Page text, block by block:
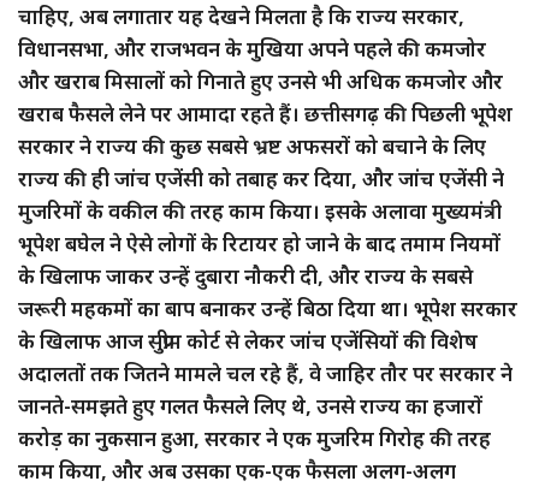
चाहिए, अब लगातार यह देखने मिलता है कि राज्य सरकार,
विधानसभा, और राजभवन के मुखिया अपने पहले की कमजोर
और खराब मिसालों को गिनाते हुए उनसे भी अधिक कमजोर और
खराब फैसले लेने पर आमादा रहते हैं। छत्तीसगढ़ की पिछली भूपेश
सरकार ने राज्य की कुछ सबसे भ्रष्ट अफसरों को बचाने के लिए
राज्य की ही जांच एजेंसी को तबाह कर दिया, और जांच एजेंसी ने
मुजरिमों के वकील की तरह काम किया। इसके अलावा मुख्यमंत्री
भूपेश बघेल ने ऐसे लोगों के रिटायर हो जाने के बाद तमाम नियमों
के खिलाफ जाकर उन्हें दुबारा नौकरी दी, और राज्य के सबसे
जरूरी महकमों का बाप बनाकर उन्हें बिठा दिया था। भूपेश सरकार
के खिलाफ आज सुप्रीम कोर्ट से लेकर जांच एजेंसियों की विशेष
अदालतों तक जितने मामले चल रहे हैं, वे जाहिर तौर पर सरकार ने
जानते-समझते हुए गलत फैसले लिए थे, उनसे राज्य का हजारों
करोड़ का नुकसान हुआ, सरकार ने एक मुजरिम गिरोह की तरह
काम किया, और अब उसका एक-एक फैसला अलग-अलग